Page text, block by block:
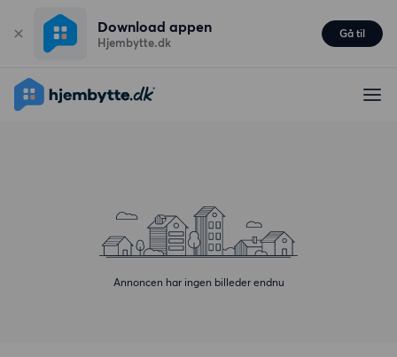
Download appen
Hjembytte.dk
Gå til
Annoncen har ingen billeder endnu